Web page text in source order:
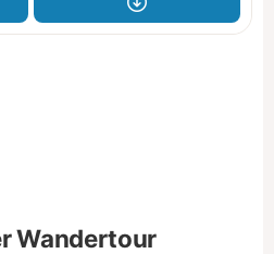
Wandertour